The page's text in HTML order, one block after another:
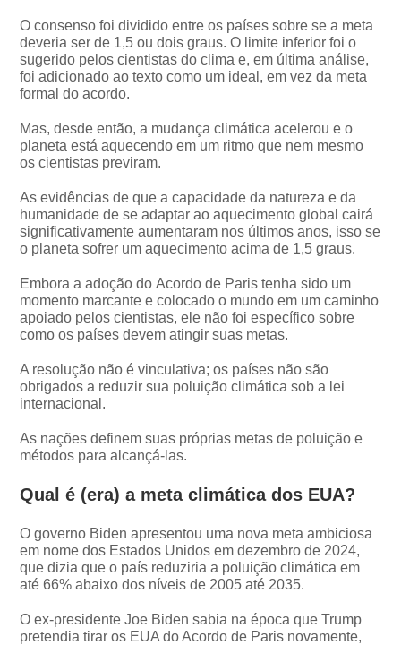
O consenso foi dividido entre os países sobre se a meta
deveria ser de 1,5 ou dois graus. O limite inferior foi o
sugerido pelos cientistas do clima e, em última análise,
foi adicionado ao texto como um ideal, em vez da meta
formal do acordo.
Mas, desde então, a mudança climática acelerou e o
planeta está aquecendo em um ritmo que nem mesmo
os cientistas previram.
As evidências de que a capacidade da natureza e da
humanidade de se adaptar ao aquecimento global cairá
significativamente aumentaram nos últimos anos, isso se
o planeta sofrer um aquecimento acima de 1,5 graus.
Embora a adoção do Acordo de Paris tenha sido um
momento marcante e colocado o mundo em um caminho
apoiado pelos cientistas, ele não foi específico sobre
como os países devem atingir suas metas.
A resolução não é vinculativa; os países não são
obrigados a reduzir sua poluição climática sob a lei
internacional.
As nações definem suas próprias metas de poluição e
métodos para alcançá-las.
Qual é (era) a meta climática dos EUA?
O governo Biden apresentou uma nova meta ambiciosa
em nome dos Estados Unidos em dezembro de 2024,
que dizia que o país reduziria a poluição climática em
até 66% abaixo dos níveis de 2005 até 2035.
O ex-presidente Joe Biden sabia na época que Trump
pretendia tirar os EUA do Acordo de Paris novamente,